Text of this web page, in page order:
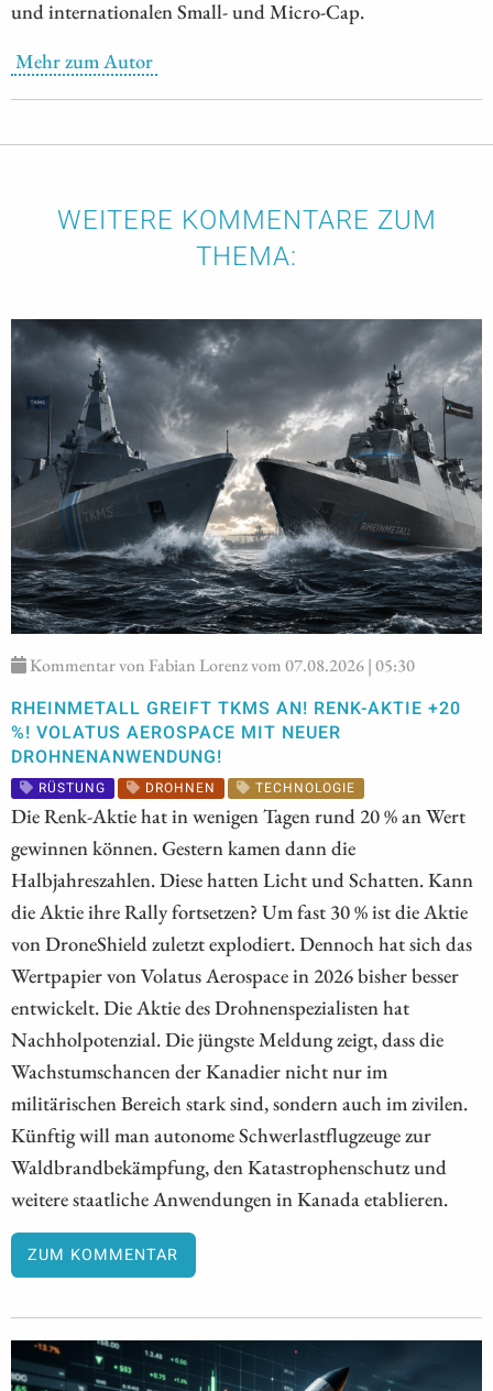
und internationalen Small- und Micro-Cap.
Mehr zum Autor
WEITERE KOMMENTARE ZUM
THEMA:
Kommentar von Fabian Lorenz vom 07.08.2026 | 05:30
RHEINMETALL GREIFT TKMS AN! RENK-AKTIE +20
%! VOLATUS AEROSPACE MIT NEUER
DROHNENANWENDUNG!
RÜSTUNG DROHNEN TECHNOLOGIE
Die Renk-Aktie hat in wenigen Tagen rund 20 % an Wert
gewinnen können. Gestern kamen dann die
Halbjahreszahlen. Diese hatten Licht und Schatten. Kann
die Aktie ihre Rally fortsetzen? Um fast 30 % ist die Aktie
von DroneShield zuletzt explodiert. Dennoch hat sich das
Wertpapier von Volatus Aerospace in 2026 bisher besser
entwickelt. Die Aktie des Drohnenspezialisten hat
Nachholpotenzial. Die jüngste Meldung zeigt, dass die
Wachstumschancen der Kanadier nicht nur im
militärischen Bereich stark sind, sondern auch im zivilen.
Künftig will man autonome Schwerlastflugzeuge zur
Waldbrandbekämpfung, den Katastrophenschutz und
weitere staatliche Anwendungen in Kanada etablieren.
ZUM KOMMENTAR